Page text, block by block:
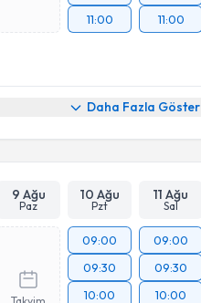
11:00
11:00
Daha Fazla Göster
9 Ağu
Paz
10 Ağu
Pzt
11 Ağu
Sal
Takvim
09:00
09:30
10:00
09:00
09:30
10:00